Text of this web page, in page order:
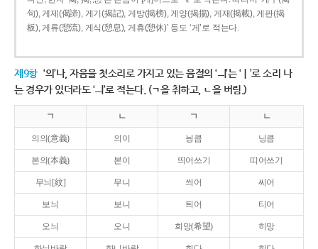
句), 게제(偈諦), 게기(揭記), 게방(揭榜), 게양(揭揚), 게재(揭載), 게판(揭
板), 게류(憩流), 게식(憩息), 게휴(憩休)’ 등도 ‘게’로 적는다.
제9항 ‘의’나, 자음을 첫소리로 가지고 있는 음절의 ‘ㅢ’는 ‘ㅣ’로 소리 나
는 경우가 있더라도 ‘ㅢ’로 적는다. (ㄱ을 취하고, ㄴ을 버림.)
ㄱ ㄴ ㄱ ㄴ
의의(意義) 의이 닁큼 닝큼
본의(本義) 본이 띄어쓰기 띠어쓰기
무늬[紋] 무니 씌어 씨어
보늬 보니 틔어 티어
오늬 오니 희망(希望) 히망